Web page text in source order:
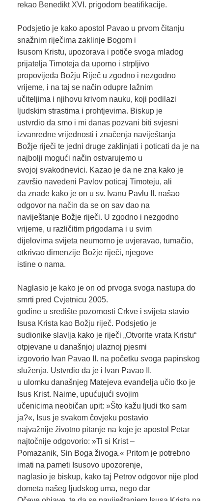
rekao Benedikt XVI. prigodom beatifikacije.
Podsjetio je kako apostol Pavao u prvom čitanju
snažnim riječima zaklinje Bogom i
Isusom Kristu, upozorava i potiče svoga mladog
prijatelja Timoteja da uporno i strpljivo
propovijeda Božju Riječ u zgodno i nezgodno
vrijeme, i na taj se način odupre lažnim
učiteljima i njihovu krivom nauku, koji podilazi
ljudskim strastima i prohtjevima. Biskup je
ustvrdio da smo i mi danas pozvani biti svjesni
izvanredne vrijednosti i značenja naviještanja
Božje riječi te jedni druge zaklinjati i poticati da je na
najbolji mogući način ostvarujemo u
svojoj svakodnevici. Kazao je da ne zna kako je
završio navedeni Pavlov poticaj Timoteju, ali
da znade kako je on u sv. Ivanu Pavlu II. našao
odgovor na način da se on sav dao na
naviještanje Božje riječi. U zgodno i nezgodno
vrijeme, u različitim prigodama i u svim
dijelovima svijeta neumorno je uvjeravao, tumačio,
otkrivao dimenzije Božje riječi, njegove
istine o nama.
Naglasio je kako je on od prvoga svoga nastupa do
smrti pred Cvjetnicu 2005.
godine u središte pozornosti Crkve i svijeta stavio
Isusa Krista kao Božju riječ. Podsjetio je
sudionike slavlja kako je riječi „Otvorite vrata Kristu“
otpjevane u današnjoj ulaznoj pjesmi
izgovorio Ivan Pavao II. na početku svoga papinskog
služenja. Ustvrdio da je i Ivan Pavao II.
u ulomku današnjeg Matejeva evanđelja učio tko je
Isus Krist. Naime, upućujući svojim
učenicima neobičan upit: »Što kažu ljudi tko sam
ja?«, Isus je svakom čovjeku postavio
najvažnije životno pitanje na koje je apostol Petar
najtočnije odgovorio: »Ti si Krist –
Pomazanik, Sin Boga živoga.« Pritom je potrebno
imati na pameti Isusovo upozorenje,
naglasio je biskup, kako taj Petrov odgovor nije plod
dometa našeg ljudskog uma, nego dar